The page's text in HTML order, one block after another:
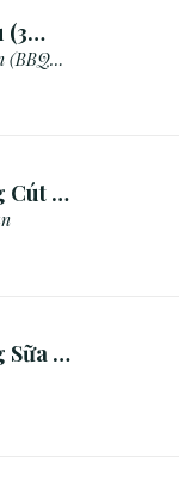
(3
(BBQ
Cút (3
(3